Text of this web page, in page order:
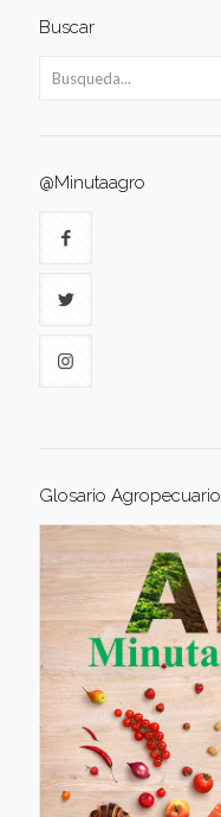
Buscar
@Minutaagro
Glosario Agropecuario